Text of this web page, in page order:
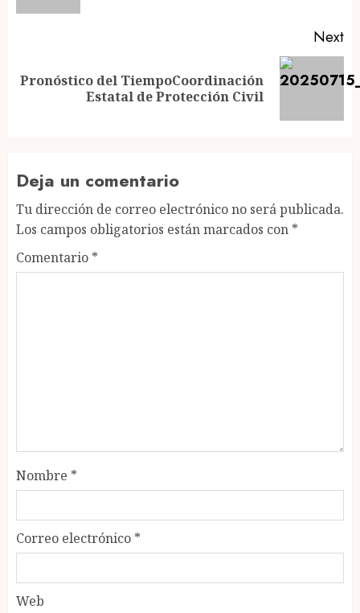
Next
Next
Pronóstico del TiempoCoordinación
Estatal de Protección Civil
Deja un comentario
Tu dirección de correo electrónico no será publicada.
Los campos obligatorios están marcados con *
Comentario *
Nombre *
Correo electrónico *
Web